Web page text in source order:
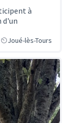
à
d'un
Joué-lès-Tours